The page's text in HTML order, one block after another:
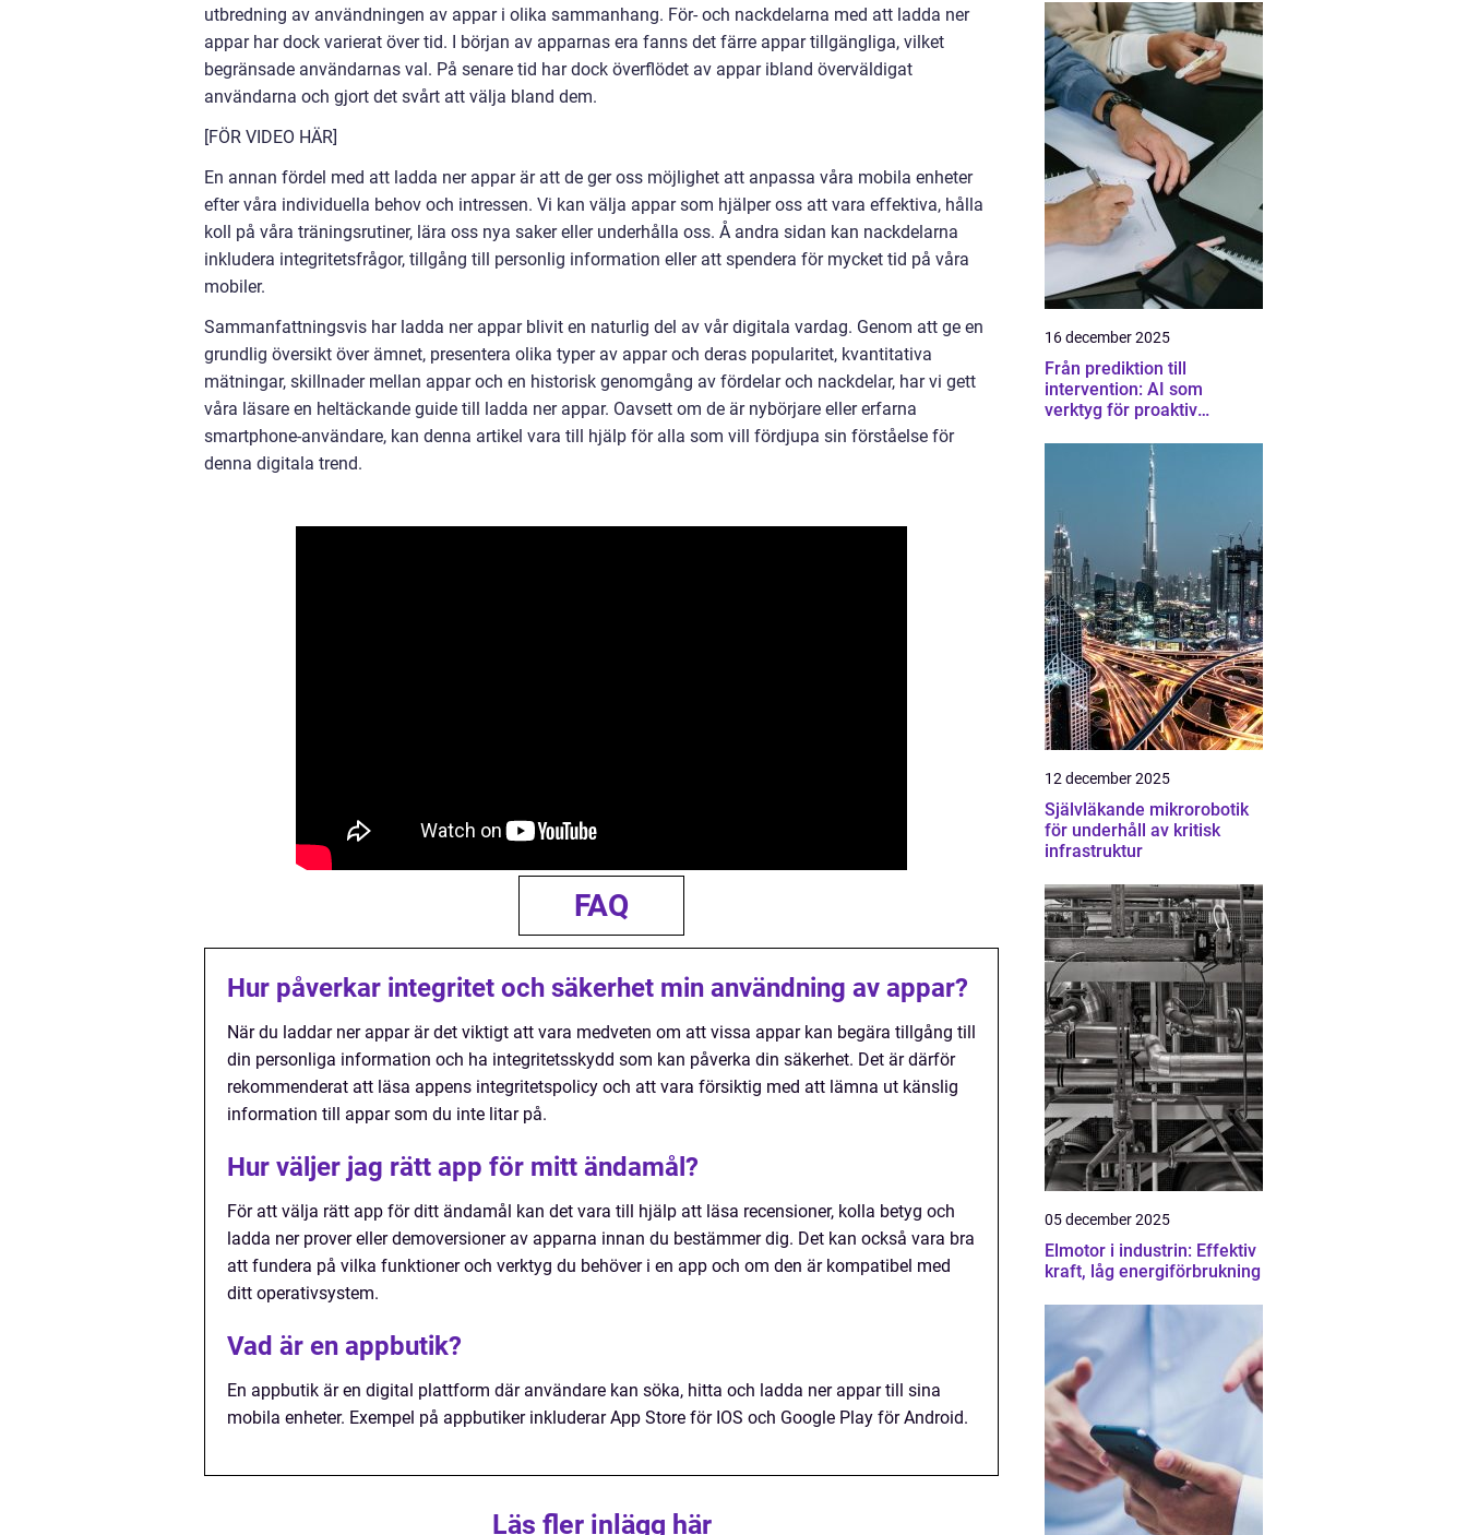
utbredning av användningen av appar i olika sammanhang. För- och nackdelarna med att ladda ner
appar har dock varierat över tid. I början av apparnas era fanns det färre appar tillgängliga, vilket
begränsade användarnas val. På senare tid har dock överflödet av appar ibland överväldigat
användarna och gjort det svårt att välja bland dem.
[FÖR VIDEO HÄR]
En annan fördel med att ladda ner appar är att de ger oss möjlighet att anpassa våra mobila enheter
efter våra individuella behov och intressen. Vi kan välja appar som hjälper oss att vara effektiva, hålla
koll på våra träningsrutiner, lära oss nya saker eller underhålla oss. Å andra sidan kan nackdelarna
inkludera integritetsfrågor, tillgång till personlig information eller att spendera för mycket tid på våra
mobiler.
Sammanfattningsvis har ladda ner appar blivit en naturlig del av vår digitala vardag. Genom att ge en
grundlig översikt över ämnet, presentera olika typer av appar och deras popularitet, kvantitativa
mätningar, skillnader mellan appar och en historisk genomgång av fördelar och nackdelar, har vi gett
våra läsare en heltäckande guide till ladda ner appar. Oavsett om de är nybörjare eller erfarna
smartphone-användare, kan denna artikel vara till hjälp för alla som vill fördjupa sin förståelse för
denna digitala trend.
FAQ
Hur påverkar integritet och säkerhet min användning av appar?
När du laddar ner appar är det viktigt att vara medveten om att vissa appar kan begära tillgång till
din personliga information och ha integritetsskydd som kan påverka din säkerhet. Det är därför
rekommenderat att läsa appens integritetspolicy och att vara försiktig med att lämna ut känslig
information till appar som du inte litar på.
Hur väljer jag rätt app för mitt ändamål?
För att välja rätt app för ditt ändamål kan det vara till hjälp att läsa recensioner, kolla betyg och
ladda ner prover eller demoversioner av apparna innan du bestämmer dig. Det kan också vara bra
att fundera på vilka funktioner och verktyg du behöver i en app och om den är kompatibel med
ditt operativsystem.
Vad är en appbutik?
En appbutik är en digital plattform där användare kan söka, hitta och ladda ner appar till sina
mobila enheter. Exempel på appbutiker inkluderar App Store för IOS och Google Play för Android.
Läs fler inlägg här
16 december 2025
Från prediktion till
intervention: AI som
verktyg för proaktiv
12 december 2025
Självläkande mikrorobotik
för underhåll av kritisk
infrastruktur
05 december 2025
Elmotor i industrin: Effektiv
kraft, låg energiförbrukning